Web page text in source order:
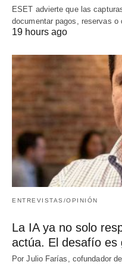
ESET advierte que las
documentar pagos, reservas o
19 hours ago
ENTREVISTAS/OPINIÓN
La IA ya no solo
actúa. El desafío es
Por Julio Farías, cofundador